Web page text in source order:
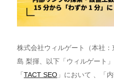
株式会社ウィルゲート（本社
島 梨揮、以下「ウィルゲート
「 TACT SEO 」において 、「